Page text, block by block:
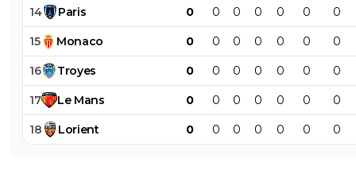
14 Paris 0 0 0 0 0 0 0
15 Monaco 0 0 0 0 0 0 0
16 Troyes 0 0 0 0 0 0 0
17 Le Mans 0 0 0 0 0 0 0
18 Lorient 0 0 0 0 0 0 0